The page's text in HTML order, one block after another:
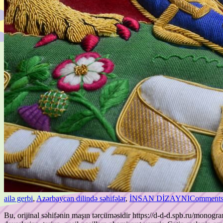
ailə gerbi,Azərbaycan dilində səhifələr, İNSAN DİZAYNI
Bu, orijinal səhifənin maşın tərcüməsidir https://d-d-d.spb.ru/